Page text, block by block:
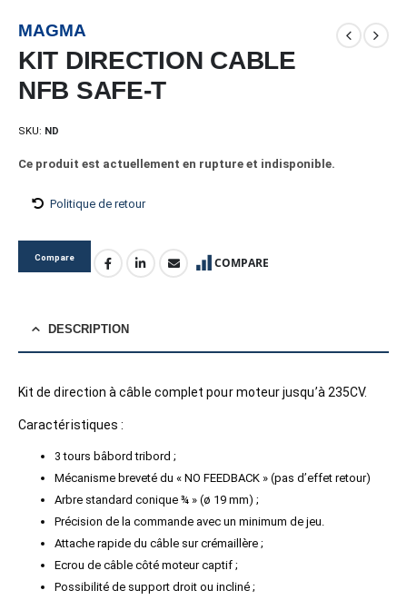
MAGMA
KIT DIRECTION CABLE
NFB SAFE-T
SKU: ND
Ce produit est actuellement en rupture et indisponible.
Politique de retour
Compare COMPARE
DESCRIPTION
Kit de direction à câble complet pour moteur jusqu’à 235CV.
Caractéristiques :
3 tours bâbord tribord ;
Mécanisme breveté du « NO FEEDBACK » (pas d’effet retour)
Arbre standard conique ¾ » (ø 19 mm) ;
Précision de la commande avec un minimum de jeu.
Attache rapide du câble sur crémaillère ;
Ecrou de câble côté moteur captif ;
Possibilité de support droit ou incliné ;